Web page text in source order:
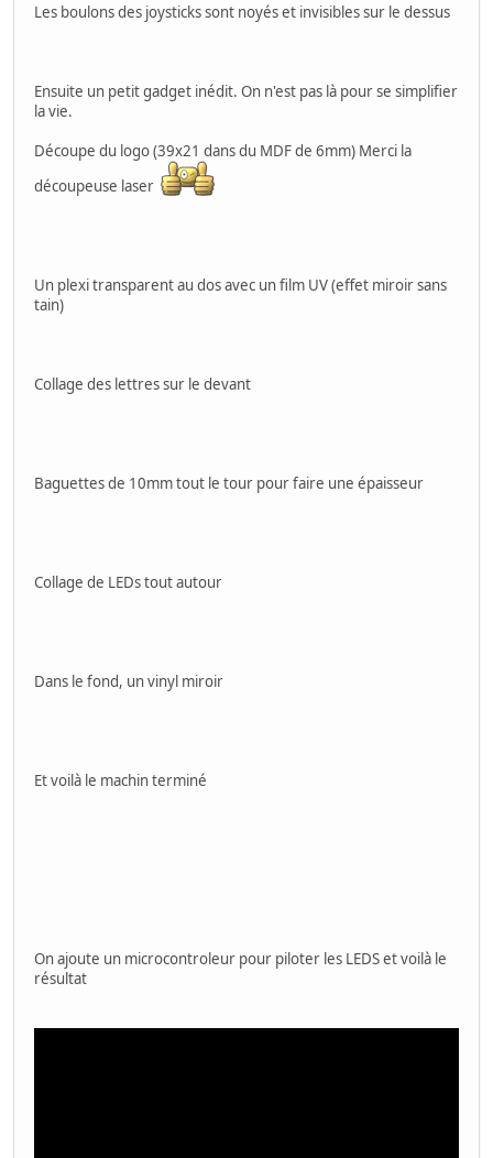
Les boulons des joysticks sont noyés et invisibles sur le dessus
Ensuite un petit gadget inédit. On n'est pas là pour se simplifier
la vie.
Découpe du logo (39x21 dans du MDF de 6mm) Merci la
découpeuse laser
Un plexi transparent au dos avec un film UV (effet miroir sans
tain)
Collage des lettres sur le devant
Baguettes de 10mm tout le tour pour faire une épaisseur
Collage de LEDs tout autour
Dans le fond, un vinyl miroir
Et voilà le machin terminé
On ajoute un microcontroleur pour piloter les LEDS et voilà le
résultat